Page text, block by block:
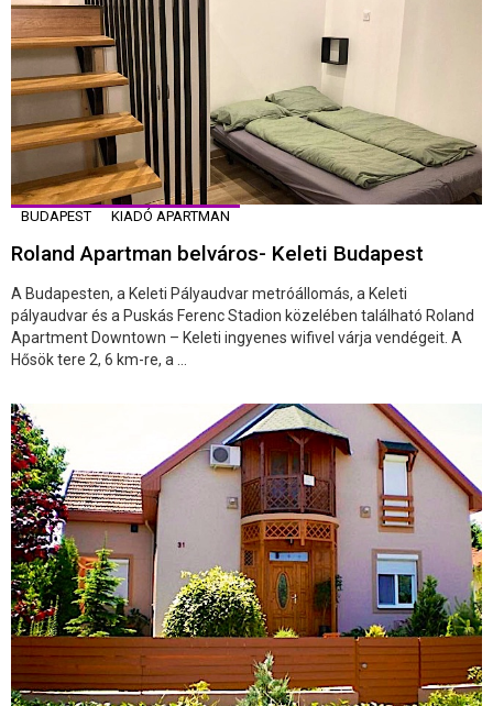
BUDAPEST KIADÓ APARTMAN
Roland Apartman belváros- Keleti Budapest
A Budapesten, a Keleti Pályaudvar metróállomás, a Keleti
pályaudvar és a Puskás Ferenc Stadion közelében található Roland
Apartment Downtown – Keleti ingyenes wifivel várja vendégeit. A
Hősök tere 2, 6 km-re, a ...